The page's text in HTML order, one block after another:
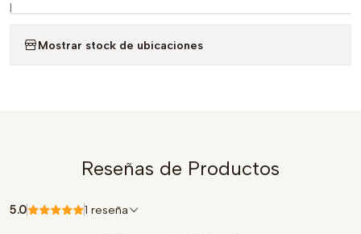
|
Mostrar stock de ubicaciones
Reseñas de Productos
5.0 1 reseña